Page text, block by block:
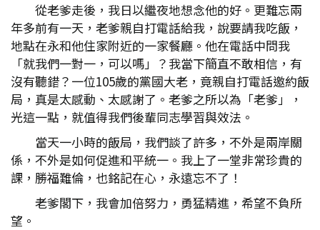
從老爹走後，我日以繼夜地想念他的好。更難忘兩
年多前有一天，老爹親自打電話給我，說要請我吃飯，
地點在永和他住家附近的一家餐廳。他在電話中問我
「就我們一對一，可以嗎」？我當下簡直不敢相信，有
沒有聽錯？一位105歲的黨國大老，竟親自打電話邀約飯
局，真是太感動、太感謝了。老爹之所以為「老爹」，
光這一點，就值得我們後輩同志學習與效法。
當天一小時的飯局，我們談了許多，不外是兩岸關
係，不外是如何促進和平統一。我上了一堂非常珍貴的
課，勝福難倫，也銘記在心，永遠忘不了！
老爹閣下，我會加倍努力，勇猛精進，希望不負所
望。